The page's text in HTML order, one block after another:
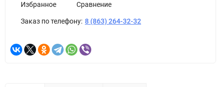
Избранное Сравнение
Заказ по телефону: 8 (863) 264-32-32